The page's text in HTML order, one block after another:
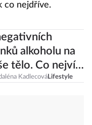
co nejdříve.
alkoholu na
tělo. Co nejvíc
KadlecováLifestyle